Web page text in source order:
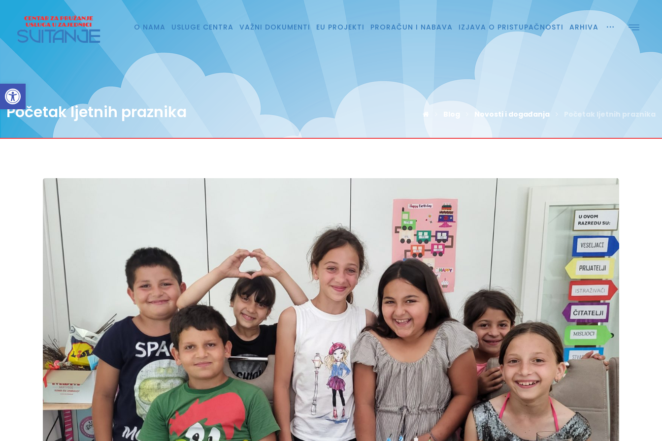
Open toolbar
O NAMA USLUGE CENTRA VAŽNI DOKUMENTI EU PROJEKTI PRORAČUN I NABAVA IZJAVA O PRISTUPAČNOSTI ARHIVA
Početak ljetnih praznika Blog Novosti i događanja Početak ljetnih praznika